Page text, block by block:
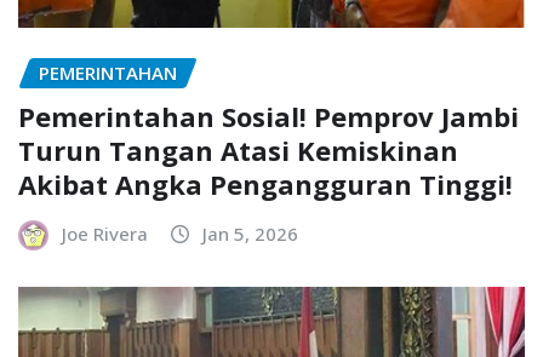
PEMERINTAHAN
Pemerintahan Sosial! Pemprov Jambi
Turun Tangan Atasi Kemiskinan
Akibat Angka Pengangguran Tinggi!
Joe Rivera Jan 5, 2026